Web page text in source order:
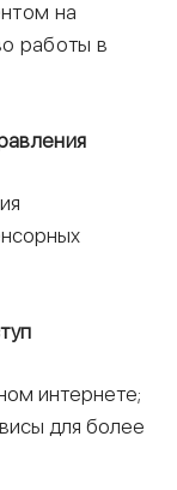
на
работы в
интернете;
для более